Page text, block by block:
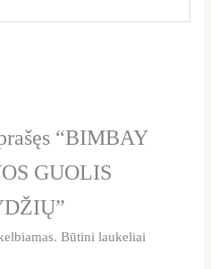
“BIMBAY
GUOLIS
Būtini laukeliai